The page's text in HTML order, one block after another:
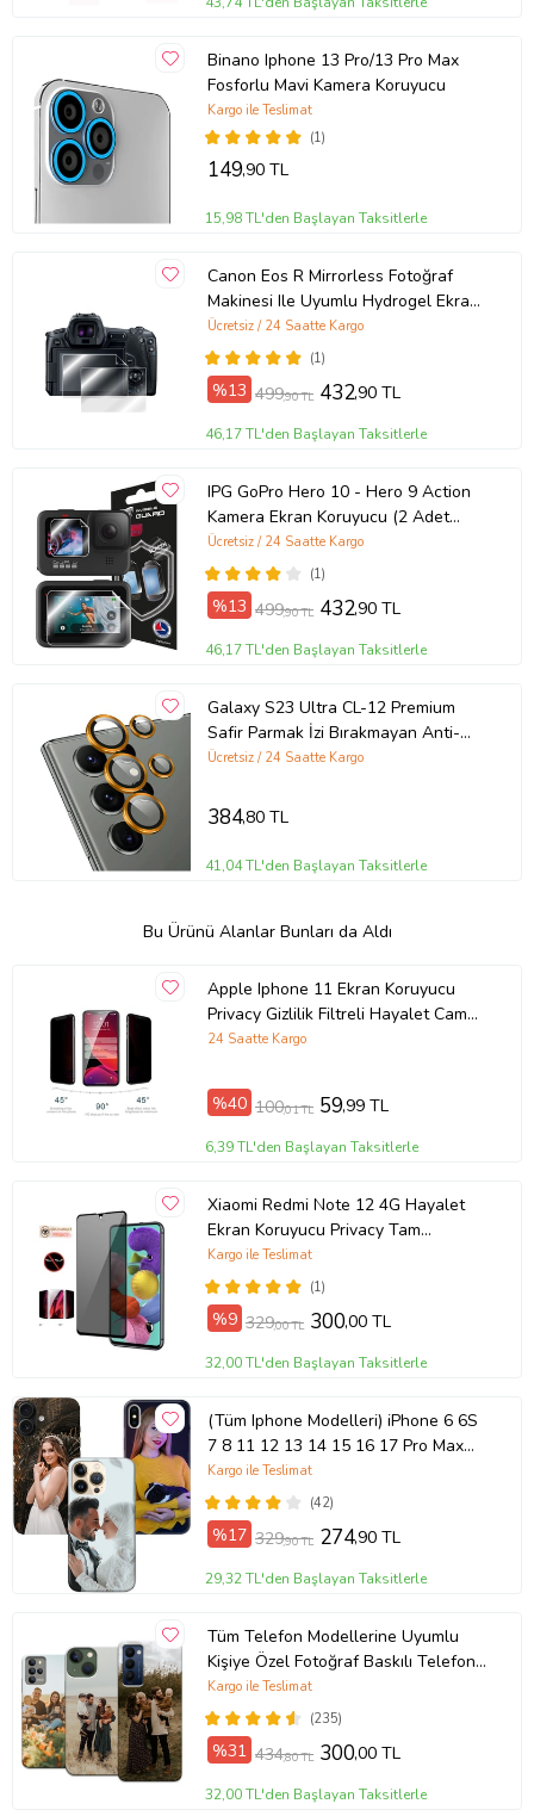
Binano Iphone 13 Pro/13 Pro Max
Fosforlu Mavi Kamera Koruyucu
(1)
Kargo ile Teslimat
149,90 TL
15,98 TL'den Başlayan Taksitlerle
Canon Eos R Mirrorless Fotoğraf
Makinesi Ile Uyumlu Hydrogel Ekran
Koruyucu (2 ADET)
(1)
Ücretsiz / 24 Saatte Kargo
%13 499,90 TL 432,90 TL
46,17 TL'den Başlayan Taksitlerle
IPG GoPro Hero 10 - Hero 9 Action
Kamera Ekran Koruyucu (2 Adet
Arka Dokunmatik ve 1 adet Ön
ekran)
(1)
Ücretsiz / 24 Saatte Kargo
%13 499,90 TL 432,90 TL
46,17 TL'den Başlayan Taksitlerle
Galaxy S23 Ultra CL-12 Premium
Safir Parmak İzi Bırakmayan Anti-
Reflective Kamera Lens Koruyucu
Ücretsiz / 24 Saatte Kargo
384,80 TL
41,04 TL'den Başlayan Taksitlerle
Bu Ürünü Alanlar Bunları da Aldı
Apple Iphone 11 Ekran Koruyucu
Privacy Gizlilik Filtreli Hayalet Cam
9h (Beyaz)
24 Saatte Kargo
%40 100,01 TL 59,99 TL
6,39 TL'den Başlayan Taksitlerle
Xiaomi Redmi Note 12 4G Hayalet
Ekran Koruyucu Privacy Tam
Kaplayan Kırılmaz Cam
(1)
Kargo ile Teslimat
%9 329,00 TL 300,00 TL
32,00 TL'den Başlayan Taksitlerle
(Tüm Iphone Modelleri) iPhone 6 6S
7 8 11 12 13 14 15 16 17 Pro Max
Plus Mini Kişiye Özel Resimli
Fotoğraflı Kılıf(42)
Kargo ile Teslimat
%17 329,90 TL 274,90 TL
29,32 TL'den Başlayan Taksitlerle
Tüm Telefon Modellerine Uyumlu
Kişiye Özel Fotoğraf Baskılı Telefon
Kılıfı
(235)
Kargo ile Teslimat
%31 434,80 TL 300,00 TL
32,00 TL'den Başlayan Taksitlerle